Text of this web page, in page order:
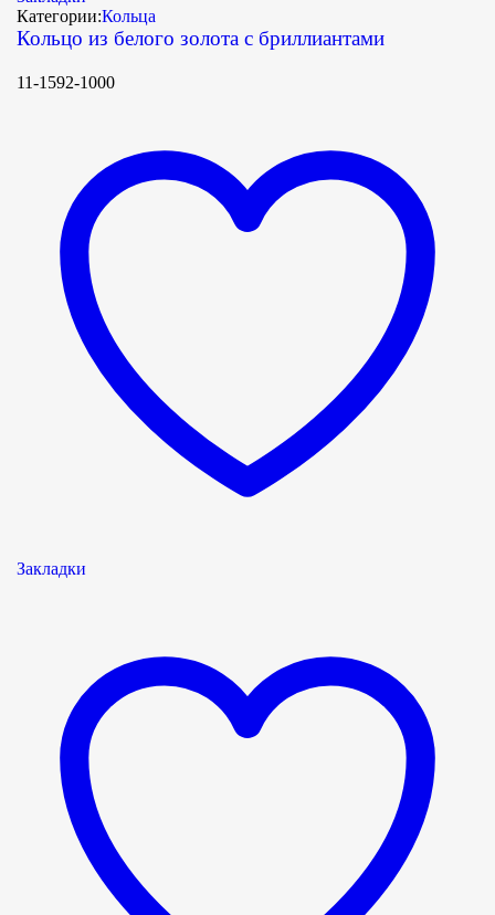
Категории:Кольца
Кольцо из белого золота с бриллиантами
11-1592-1000
Закладки